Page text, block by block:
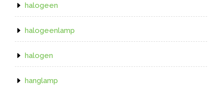
halogeen
halogeenlamp
halogen
hanglamp